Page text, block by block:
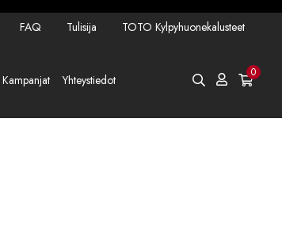
FAQ Tulisija TOTO Kylpyhuonekalusteet
Kampanjat Yhteystiedot 0